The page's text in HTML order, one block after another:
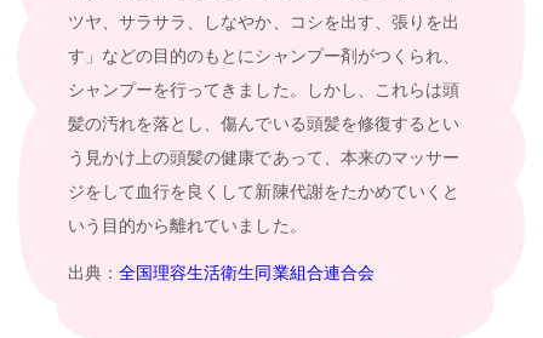
ツヤ、サラサラ、しなやか、コシを出す、張りを出
す」などの目的のもとにシャンプー剤がつくられ、
シャンプーを行ってきました。しかし、これらは頭
髪の汚れを落とし、傷んでいる頭髪を修復するとい
う見かけ上の頭髪の健康であって、本来のマッサー
ジをして血行を良くして新陳代謝をたかめていくと
いう目的から離れていました。
出典：全国理容生活衛生同業組合連合会